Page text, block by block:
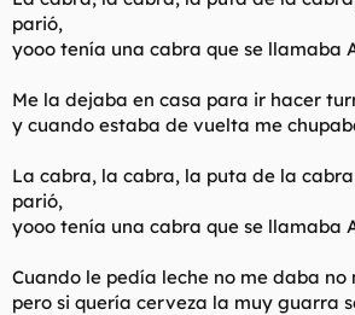
parió,
yooo tenía una cabra que se llamaba
Me la dejaba en casa para ir hacer
y cuando estaba de vuelta me
La cabra, la cabra, la puta de la
parió,
yooo tenía una cabra que se llamaba
Cuando le pedía leche no me daba no
pero si quería cerveza la muy guarra